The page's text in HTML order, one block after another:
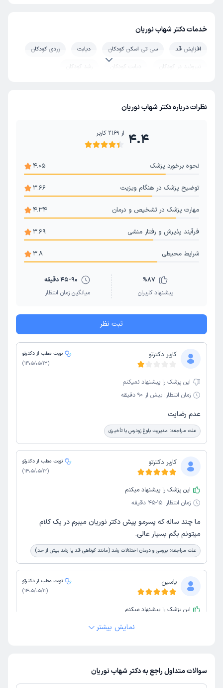
خدمات دکتر شهاب نوریان
افزایش قد سی تی اسکن کودکان دیابت
زردی کودکان
تیروئید در کودکان
دیابت کودکان
رشد کودکان
نظرات درباره دکتر شهاب نوریان
4.4 از2169 کاربر
نحوه برخورد پزشک 4.05
توضیح پزشک در هنگام ویزیت 3.66
مهارت پزشک در تشخیص و درمان 4.34
فرآیند پذیرش و رفتار منشی 3.69
شرایط محیطی 3.8
%87
پیشنهاد کاربران
45-90 دقیقه
میانگین زمان انتظار
ثبت نظر
کاربر دکترتو
نوبت مطب از دکترتو
(
1405/05/13
)
این پزشک را پیشنهاد نمیکنم
زمان انتظار: بیش از 90 دقیقه
عدم رضایت
علت مراجعه: مدیریت بلوغ زودرس یا تأخیری
کاربر دکترتو
نوبت مطب از دکترتو
(
1405/05/12
)
این پزشک را پیشنهاد میکنم
زمان انتظار: 15-45 دقیقه
ما چند ساله که پسرمو پیش دکتر نوریان میبرم در یک کلام
میتونم بگم بسیار عالی.
علت مراجعه: بررسی و درمان اختلالات رشد (مانند کوتاهی قد یا رشد بیش از حد)
یاسین
نوبت مطب از دکترتو
(
1405/05/11
)
این پزشک را پیشنهاد میکنم
نمایش بیشتر
سوالات متداول راجع به دکتر شهاب نوریان